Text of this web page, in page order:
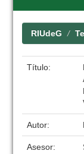
RIUdeG
Título:
Autor:
Asesor: